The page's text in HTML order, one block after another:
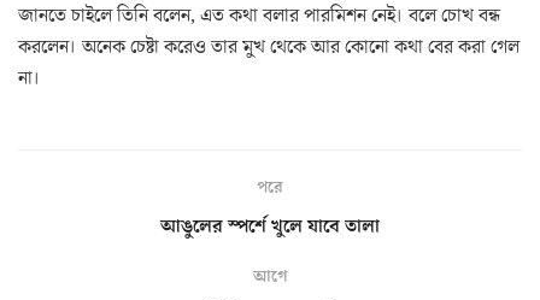
জানতে চাইলে তিনি বলেন, এত কথা বলার পারমিশন নেই। বলে চোখ বন্ধ
করলেন। অনেক চেষ্টা করেও তার মুখ থেকে আর কোনো কথা বের করা গেল
না।
পরে
আঙুলের স্পর্শে খুলে যাবে তালা
আগে